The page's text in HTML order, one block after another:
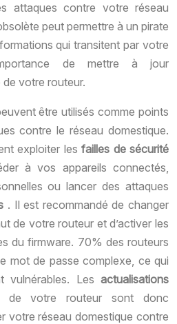
attaques contre votre réseau
peut permettre à un pirate
qui transitent par votre
de mettre à jour
votre routeur.
être utilisés comme points
contre le réseau domestique.
exploiter lesfailles de sécurité
à vos appareils connectés,
ou lancer des attaques
. Il est recommandé de changer
de votre routeur et d’activer les
du firmware. 70% des routeurs
mot de passe complexe, ce qui
vulnérables. Les actualisations
de votre routeur sont donc
votre réseau domestique contre